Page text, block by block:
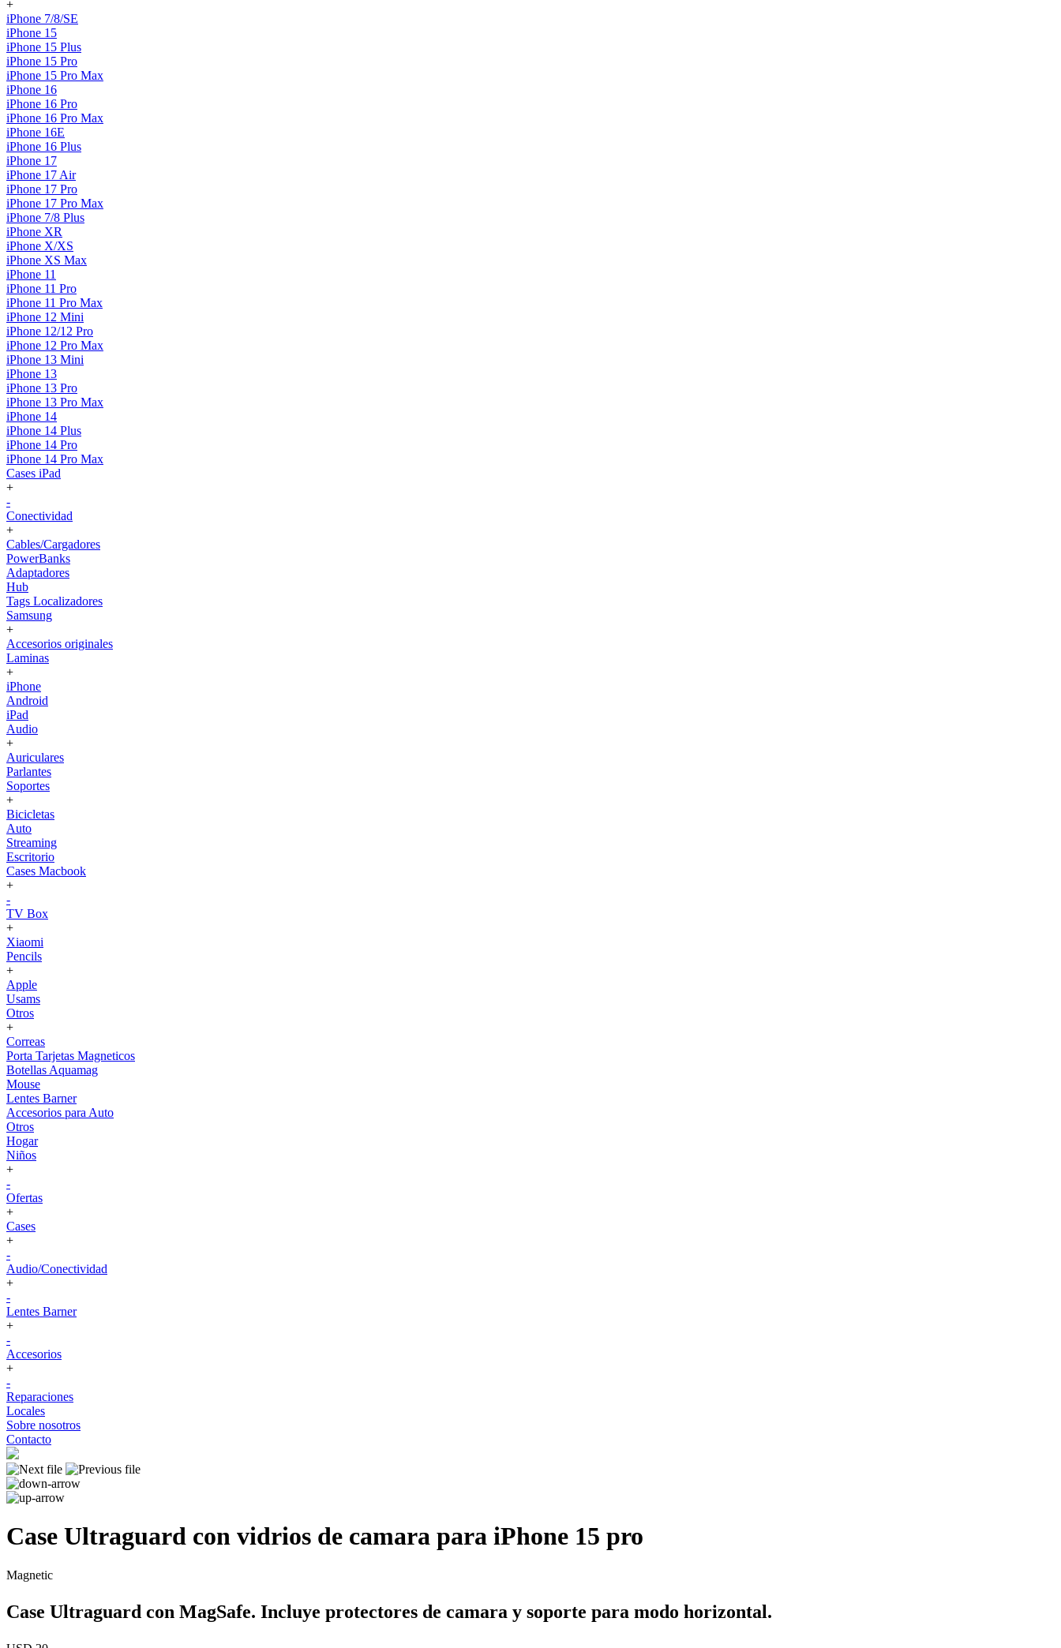
+
iPhone 7/8/SE
iPhone 15
iPhone 15 Plus
iPhone 15 Pro
iPhone 15 Pro Max
iPhone 16
iPhone 16 Pro
iPhone 16 Pro Max
iPhone 16E
iPhone 16 Plus
iPhone 17
iPhone 17 Air
iPhone 17 Pro
iPhone 17 Pro Max
iPhone 7/8 Plus
iPhone XR
iPhone X/XS
iPhone XS Max
iPhone 11
iPhone 11 Pro
iPhone 11 Pro Max
iPhone 12 Mini
iPhone 12/12 Pro
iPhone 12 Pro Max
iPhone 13 Mini
iPhone 13
iPhone 13 Pro
iPhone 13 Pro Max
iPhone 14
iPhone 14 Plus
iPhone 14 Pro
iPhone 14 Pro Max
Cases iPad
+
-
Conectividad
+
Cables/Cargadores
PowerBanks
Adaptadores
Hub
Tags Localizadores
Samsung
+
Accesorios originales
Laminas
+
iPhone
Android
iPad
Audio
+
Auriculares
Parlantes
Soportes
+
Bicicletas
Auto
Streaming
Escritorio
Cases Macbook
+
-
TV Box
+
Xiaomi
Pencils
+
Apple
Usams
Otros
+
Correas
Porta Tarjetas Magneticos
Botellas Aquamag
Mouse
Lentes Barner
Accesorios para Auto
Otros
Hogar
Niños
+
-
Ofertas
+
Cases
+
-
Audio/Conectividad
+
-
Lentes Barner
+
-
Accesorios
+
-
Reparaciones
Locales
Sobre nosotros
Contacto
Case Ultraguard con vidrios de camara para iPhone 15 pro
Magnetic
Case Ultraguard con MagSafe. Incluye protectores de camara y soporte para modo horizontal.